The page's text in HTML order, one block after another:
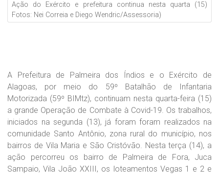
Ação do Exército e prefeitura continua nesta quarta (15)
Fotos: Nei Correia e Diego Wendric/Assessoria)
A Prefeitura de Palmeira dos Índios e o Exército de
Alagoas, por meio do 59º Batalhão de Infantaria
Motorizada (59º BIMtz), continuam nesta quarta-feira (15)
a grande Operação de Combate à Covid-19. Os trabalhos,
iniciados na segunda (13), já foram foram realizados na
comunidade Santo Antônio, zona rural do município, nos
bairros de Vila Maria e São Cristóvão. Nesta terça (14), a
ação percorreu os bairro de Palmeira de Fora, Juca
Sampaio, Vila João XXIII, os loteamentos Vegas 1 e 2 e